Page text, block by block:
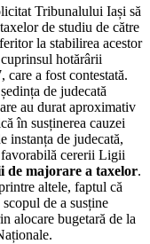
Tribunalului Iași să
de studiu de către
la stabilirea acestor
hotărârii
a fost contestată.
de judecată
au durat aproximativ
în susținerea cauzei
instanța de judecată,
favorabilă cererii Ligii
de majorare a taxelor.
altele, faptul că
de a susține
alocare bugetară de la